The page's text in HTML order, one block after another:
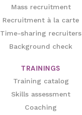
Mass recruitment
Recruitment à la carte
Time-sharing recruiters
Background check
TRAININGS
Training catalog
Skills assessment
Coaching